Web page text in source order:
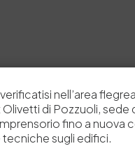
nell’area
di Pozzuoli, sede
fino a nuova
sugli edifici.